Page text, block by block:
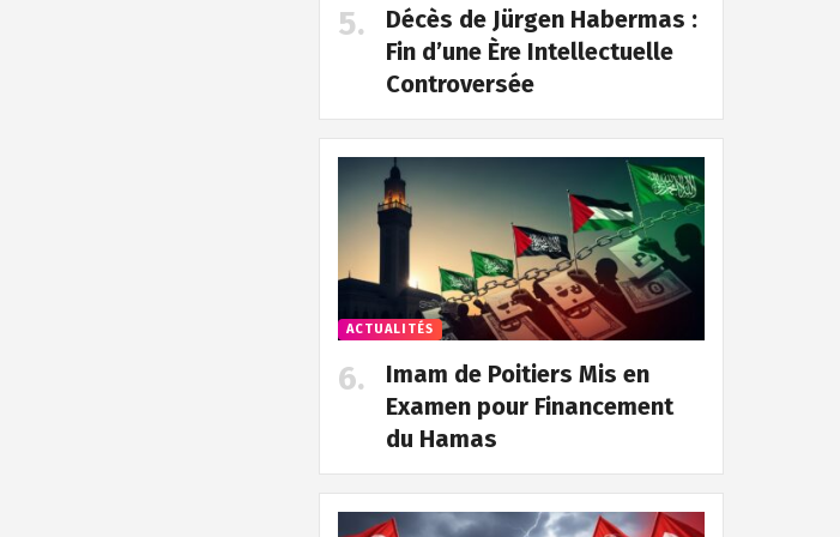
Décès de Jürgen Habermas :
Fin d’une Ère Intellectuelle
Controversée
ACTUALITÉS
Imam de Poitiers Mis en
Examen pour Financement
du Hamas